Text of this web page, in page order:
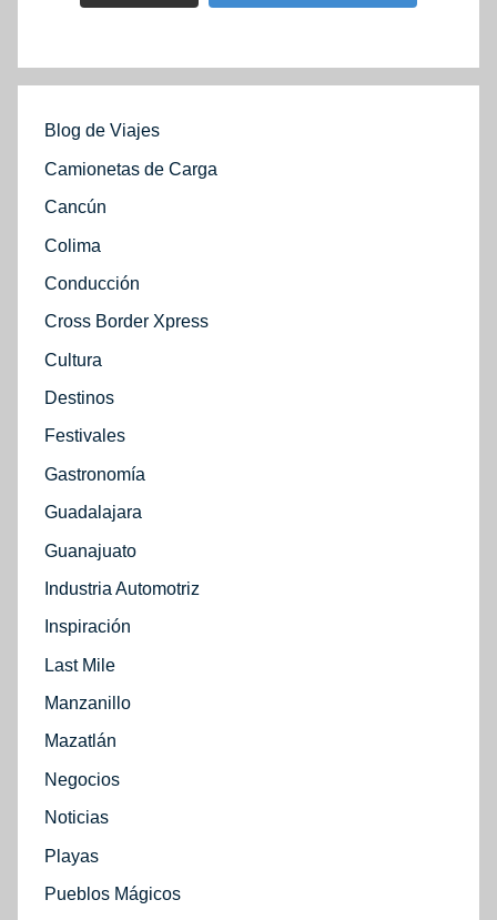
Blog de Viajes
Camionetas de Carga
Cancún
Colima
Conducción
Cross Border Xpress
Cultura
Destinos
Festivales
Gastronomía
Guadalajara
Guanajuato
Industria Automotriz
Inspiración
Last Mile
Manzanillo
Mazatlán
Negocios
Noticias
Playas
Pueblos Mágicos